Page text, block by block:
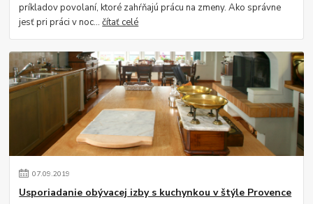
príkladov povolaní, ktoré zahŕňajú prácu na zmeny. Ako správne
jesť pri práci v noc...čítať celé
07.09.2019
Usporiadanie obývacej izby s kuchynkou v štýle Provence